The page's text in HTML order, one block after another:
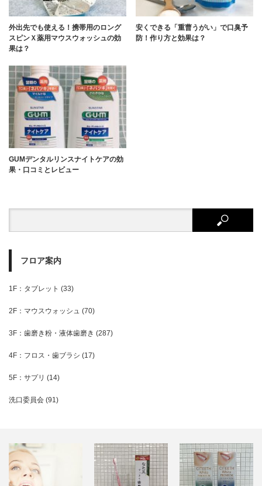
外出先でも使える！携帯用のロング
スピンＸ薬用マウスウォッシュの効
果は？
安くできる「重曹うがい」で口臭予
防！作り方と効果は？
GUMデンタルリンスナイトケアの効
果・口コミとレビュー
フロア案内
1F：タブレット (33)
2F：マウスウォッシュ (70)
3F：歯磨き粉・液体歯磨き (287)
4F：フロス・歯ブラシ (17)
5F：サプリ (14)
洗口委員会 (91)